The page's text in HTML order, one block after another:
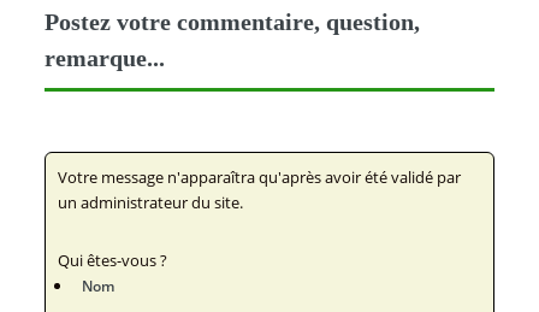
Postez votre commentaire, question,
remarque...
Votre message n'apparaîtra qu'après avoir été validé par
un administrateur du site.
Qui êtes-vous ?
Nom